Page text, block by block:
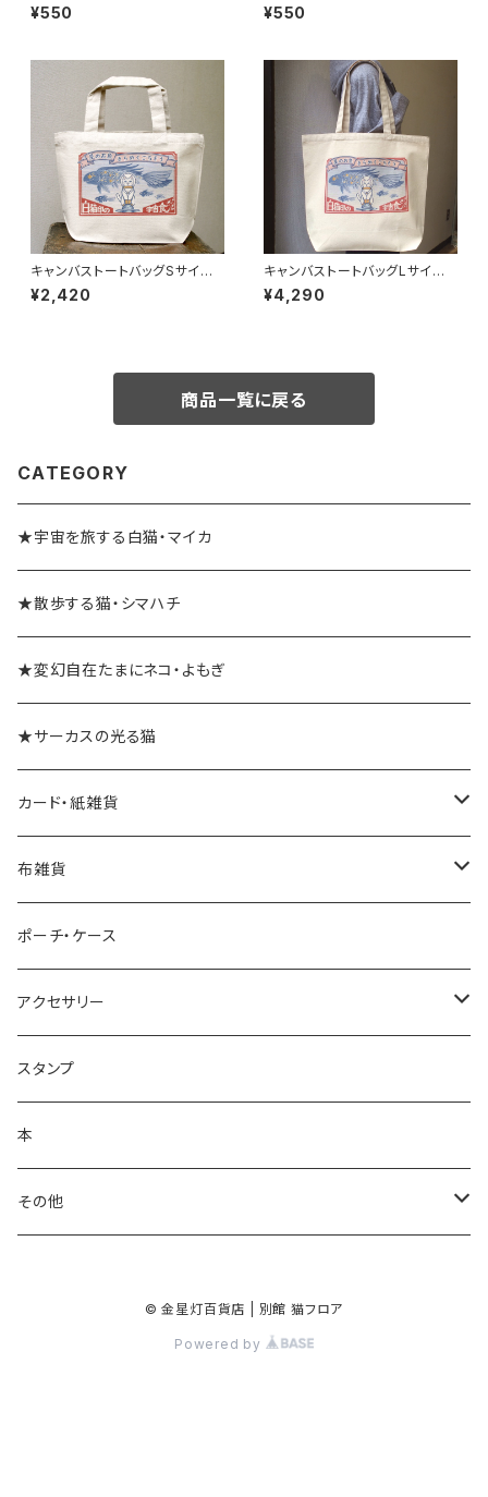
角 流星雨
¥550
角 火星探検
¥550
キャンバストートバッグSサイズ
- 白猫印の宇宙食 おさかな味
¥2,420
キャンバストートバッグLサイズ -
白猫印の宇宙食 おさかな味
¥4,290
商品一覧に戻る
CATEGORY
★宇宙を旅する白猫・マイカ
★散歩する猫・シマハチ
★変幻自在たまにネコ・よもぎ
★サーカスの光る猫
カード・紙雑貨
ポストカード
レターセット・便箋
ノート・メモ帳
ラッピングペーパー
ポスター
シール・ステッカー
布雑貨
手ぬぐい
手ぬぐいハンカチ
クリーナークロス
バッグ
ポーチ・ケース
アクセサリー
ネックレス
バッジ・ブローチ
キーホルダー
スタンプ
本
その他
© 金星灯百貨店 | 別館 猫フロア
Powered by